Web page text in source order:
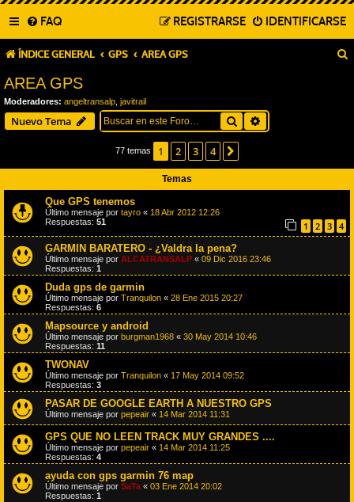
FAQ IDENTIFICARSE
REGISTRARSE
ÍNDICE GENERAL GPS AREA GPS
AREA GPS
Moderadores: angeltransalp javitrail
Nuevo Tema Buscar
77 temas 1 2 3 4
Temas
Que GPS tenemos
Último mensaje por tayro « 18 Abr 2012 12:26
Respuestas: 51 1 2 3 4
GARMIN BARATERO - ¿Valdra la pena?
Último mensaje por ALCATRANSALP « 09 Dic 2016 23:46
Respuestas: 1
Duda gps de garmin
Último mensaje por Tranquilon « 28 Ene 2015 20:27
Respuestas: 6
Mapsource y android
Último mensaje por burgman1968 « 30 May 2014 10:46
Respuestas: 11
TWONAV
Último mensaje por Tranquilon « 17 May 2014 09:52
Respuestas: 3
PASAR DE GOOGLE EARTH A NUESTRO GPS
Último mensaje por pepeair « 14 Mar 2014 11:31
GPS QUE NO LEEN TRACK MUY GRANDES ....
Último mensaje por pepeair « 14 Mar 2014 11:25
Respuestas: 4
ayuda con gps garmin 76 map
Último mensaje por SaTa « 03 Ene 2014 20:02
Respuestas: 1